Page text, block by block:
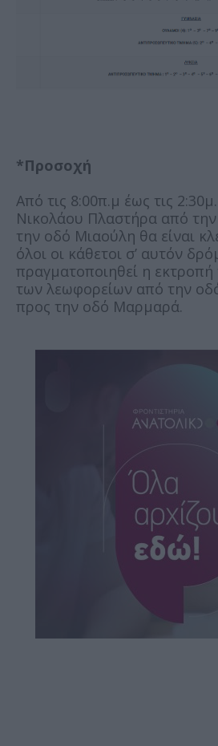
*Προσοχή
Από τις 8:00π.μ έως τις
Νικολάου Πλαστήρα από
την οδό Μιαούλη θα είναι
όλοι οι κάθετοι σ’ αυτόν
πραγματοποιηθεί η
των λεωφορείων από την
προς την οδό Μαρμαρά.